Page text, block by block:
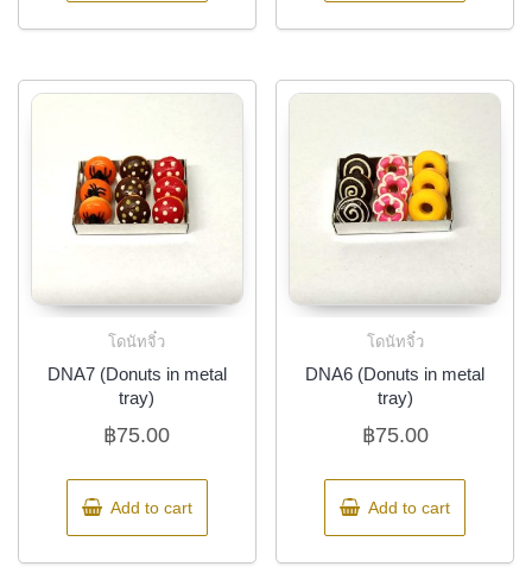
โดนัทจิ๋ว
DNA7 (Donuts in metal
tray)
฿75.00
Add to cart
โดนัทจิ๋ว
DNA6 (Donuts in metal
tray)
฿75.00
Add to cart